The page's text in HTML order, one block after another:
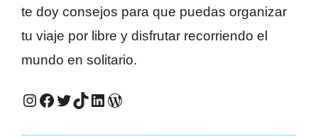
te doy consejos para que puedas organizar
tu viaje por libre y disfrutar recorriendo el
mundo en solitario.
Instagram #QuieroViajarSola Facebook #QuieroViajarSola Twitter #QuieroViajarSola TikTok #QuieroViajarSola LinkedIn #QuieroViajarSola Mi antiguo blog, Viajes e ideas